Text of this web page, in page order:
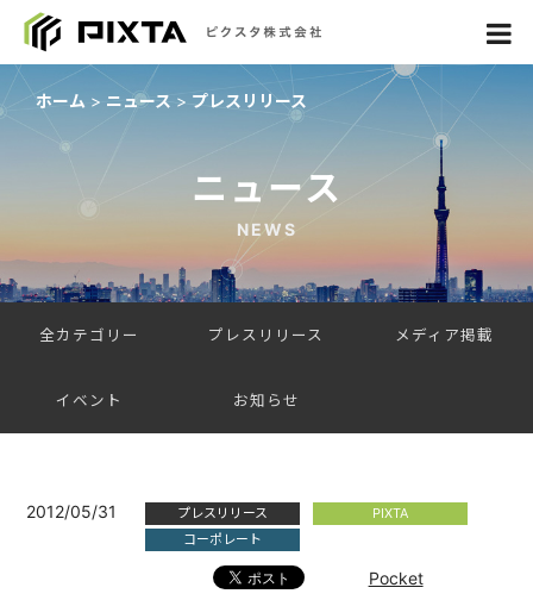
ホーム ニュース プレスリリース
ニュース
NEWS
全カテゴリー プレスリリース メディア掲載
イベント お知らせ
2012/05/31 プレスリリース
PIXTA
コーポレート
Pocket